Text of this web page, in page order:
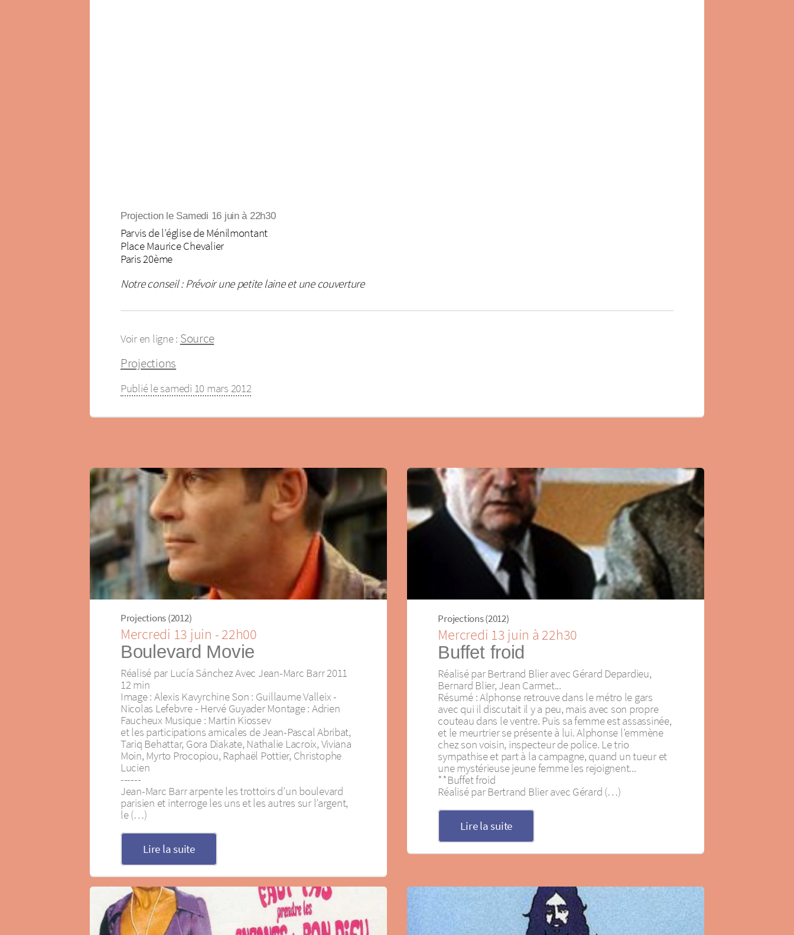
Projection le Samedi 16 juin à 22h30
Parvis de l’église de Ménilmontant
Place Maurice Chevalier
Paris 20ème
Notre conseil : Prévoir une petite laine et une couverture
Voir en ligne : Source
Projections
Publié le samedi 10 mars 2012
Projections (2012)
Mercredi 13 juin - 22h00
Boulevard Movie
Réalisé par Lucía Sánchez Avec Jean-Marc Barr 2011
12 min
Image : Alexis Kavyrchine Son : Guillaume Valleix -
Nicolas Lefebvre - Hervé Guyader Montage : Adrien
Faucheux Musique : Martin Kiossev
et les participations amicales de Jean-Pascal Abribat,
Tariq Behattar, Gora Diakate, Nathalie Lacroix, Viviana
Moin, Myrto Procopiou, Raphaël Pottier, Christophe
Lucien
------
Jean-Marc Barr arpente les trottoirs d’un boulevard
parisien et interroge les uns et les autres sur l’argent,
le (…)
Lire la suite
Projections (2012)
Mercredi 13 juin à 22h30
Buffet froid
Réalisé par Bertrand Blier avec Gérard Depardieu,
Bernard Blier, Jean Carmet...
Résumé : Alphonse retrouve dans le métro le gars
avec qui il discutait il y a peu, mais avec son propre
couteau dans le ventre. Puis sa femme est assassinée,
et le meurtrier se présente à lui. Alphonse l’emmène
chez son voisin, inspecteur de police. Le trio
sympathise et part à la campagne, quand un tueur et
une mystérieuse jeune femme les rejoignent...
**Buffet froid
Réalisé par Bertrand Blier avec Gérard (…)
Lire la suite